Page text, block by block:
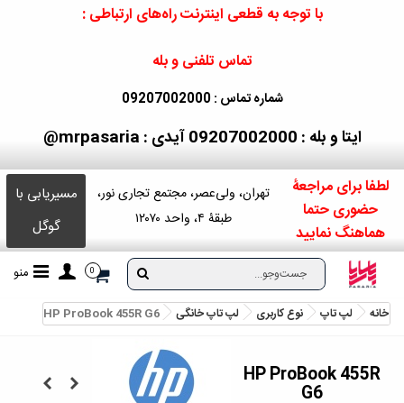
با توجه به قطعی اینترنت راه‌های ارتباطی :
تماس تلفنی و بله
شماره تماس : 09207002000
ایتا و بله : 09207002000 آیدی : mrpasaria@
لطفا برای مراجعۀ
حضوری حتما
هماهنگ نمایید
تهران، ولی‌عصر، مجتمع تجاری نور،
طبقۀ ۴، واحد ۱۲۰۷۰
مسیریابی با
گوگل
0 منو
خانه لپ تاپ نوع کاربری لپ تاپ خانگی HP ProBook 455R G6
HP ProBook 455R
G6